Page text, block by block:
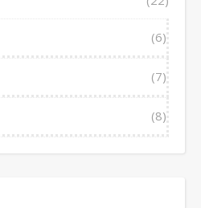
(6)
(7)
(8)